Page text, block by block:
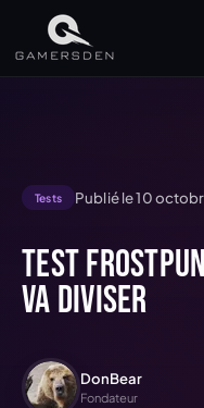
Tests Publié le10
Test
va diviser
DonBear
Fondateur